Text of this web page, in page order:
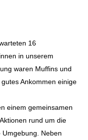
16
in unserem
waren Muffins und
Ankommen einige
einem gemeinsamen
rund um die
Neben